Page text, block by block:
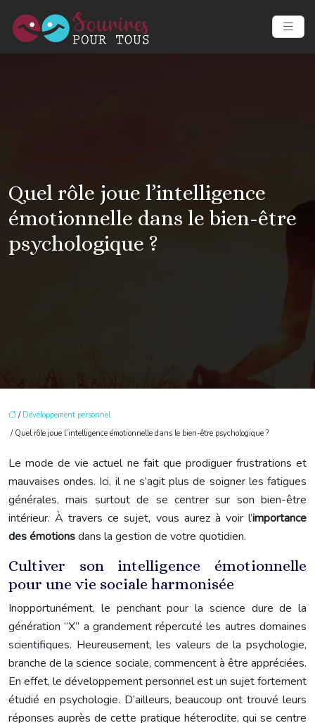
Quel rôle joue l’intelligence
émotionnelle dans le bien-être
psychologique ?
/ Développement personnel
/ Quel rôle joue l’intelligence émotionnelle dans le bien-être psychologique ?
Le mode de vie actuel ne fait que prodiguer frustrations et
mauvaises ondes. Ici, il ne s’agit plus de soigner les fatigues
générales, mais surtout de se centrer sur son bien-être
intérieur. À travers ce sujet, vous aurez à voir l’importance
des émotionsdans la gestion de votre quotidien.
Cultiver son intelligence émotionnelle
pour une vie sociale harmonisée
Inopportunément, le penchant pour la science dure de la
génération “X” a grandement répercuté les autres domaines
scientifiques. Heureusement, les valeurs de la psychologie,
branche de la science sociale, commencent à être appréciées.
En effet, le développement personnel est un sujet fortement
étudié en psychologie. D’ailleurs, beaucoup ont trouvé leurs
réponses auprès de cette pratique héteroclite, qui se centre